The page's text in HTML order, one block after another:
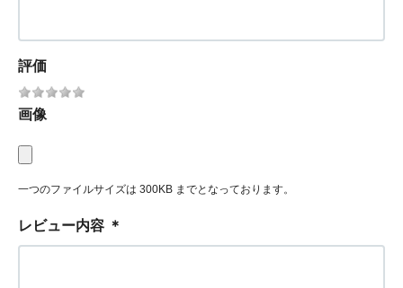
評価
画像
一つのファイルサイズは 300KB までとなっております。
レビュー内容 ＊